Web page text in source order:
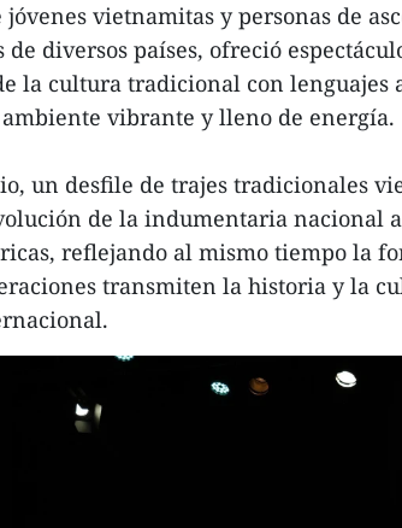
jóvenes vietnamitas y personas de
de diversos países, ofreció
la cultura tradicional con lenguajes
vibrante y lleno de energía.
un desfile de trajes tradicionales
de la indumentaria nacional
reflejando al mismo tiempo la
transmiten la historia y la